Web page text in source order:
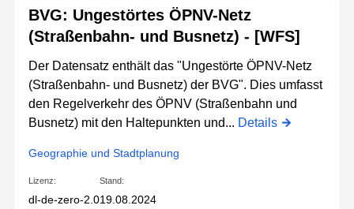
BVG: Ungestörtes ÖPNV-Netz
(Straßenbahn- und Busnetz) - [WFS]
Der Datensatz enthält das "Ungestörte ÖPNV-Netz
(Straßenbahn- und Busnetz) der BVG". Dies umfasst
den Regelverkehr des ÖPNV (Straßenbahn und
Busnetz) mit den Haltepunkten und... Details
Geographie und Stadtplanung
Lizenz:
dl-de-zero-2.0
Stand:
19.08.2024